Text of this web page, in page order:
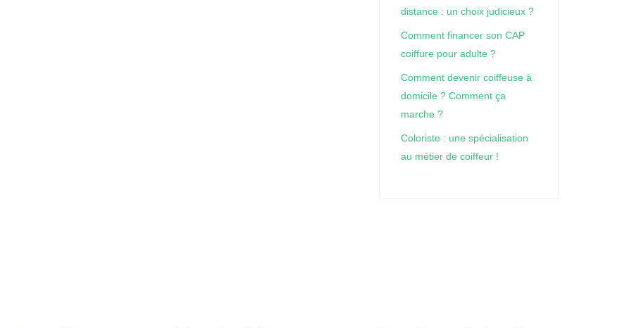
distance : un choix judicieux ?
Comment financer son CAP
coiffure pour adulte ?
Comment devenir coiffeuse à
domicile ? Comment ça
marche ?
Coloriste : une spécialisation
au métier de coiffeur !